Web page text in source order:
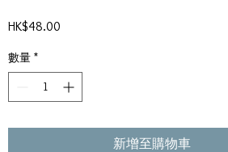
HK$48.00
數量 *
新增至購物車